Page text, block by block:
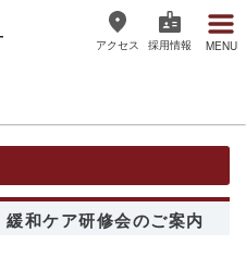
アクセス 採用情報 MENU
緩和ケア研修会のご案内